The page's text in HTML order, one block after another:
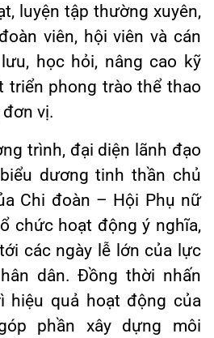
luyện tập thường xuyên,
viên, hội viên và cán
học hỏi, nâng cao kỹ
triển phong trào thể thao
vị.
trình, đại diện lãnh đạo
dương tinh thần chủ
Chi đoàn – Hội Phụ nữ
chức hoạt động ý nghĩa,
các ngày lễ lớn của lực
dân. Đồng thời nhấn
hiệu quả hoạt động của
phần xây dựng môi